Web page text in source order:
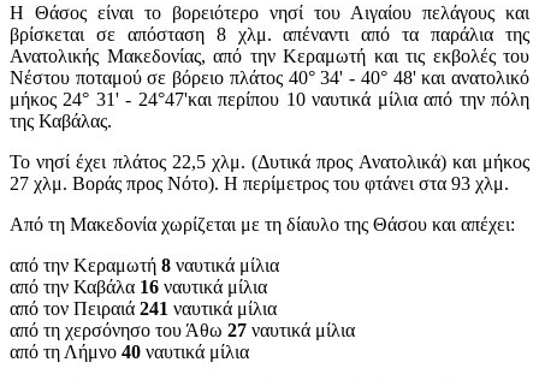
Η Θάσος είναι το βορειότερο νησί του Αιγαίου πελάγους και
βρίσκεται σε απόσταση 8 χλμ. απέναντι από τα παράλια της
Ανατολικής Μακεδονίας, από την Κεραμωτή και τις εκβολές του
Νέστου ποταμού σε βόρειο πλάτος 40° 34' - 40° 48' και ανατολικό
μήκος 24° 31' - 24°47'και περίπου 10 ναυτικά μίλια από την πόλη
της Καβάλας.
Το νησί έχει πλάτος 22,5 χλμ. (Δυτικά προς Ανατολικά) και μήκος
27 χλμ. Βοράς προς Νότο). Η περίμετρος του φτάνει στα 93 χλμ.
Από τη Μακεδονία χωρίζεται με τη δίαυλο της Θάσου και απέχει:
από την Κεραμωτή 8 ναυτικά μίλια
από την Καβάλα 16 ναυτικά μίλια
από τον Πειραιά 241 ναυτικά μίλια
από τη χερσόνησο του Άθω 27 ναυτικά μίλια
από τη Λήμνο 40 ναυτικά μίλια